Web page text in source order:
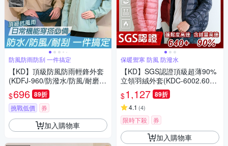
防風防雨防刮 一件搞定
【KD】頂級防風防雨輕鋒外套
(KDFJ-960/防潑水/防風/耐磨/
透氣)
$696 89折
挑戰低價 券
加入購物車
保暖禦寒 防風 防潑水
【KD】SGS認證頂級超薄90%
立領羽絨外套(KDC-6002.600
6)(禦寒/防潑水/換季)
$1,127 89折
4.1 (4)
限時下殺 券
加入購物車